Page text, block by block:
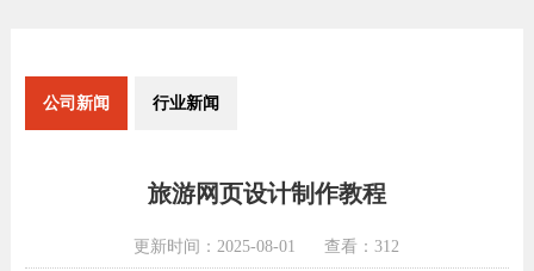
公司新闻 行业新闻
旅游网页设计制作教程
更新时间：2025-08-01 查看：312